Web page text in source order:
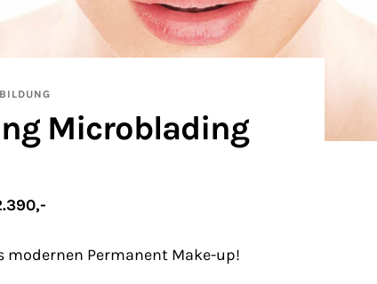
Microblading
modernen Permanent Make-up!